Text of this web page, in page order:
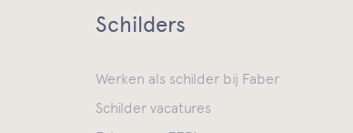
Schilders
Werken als schilder bij Faber
Schilder vacatures